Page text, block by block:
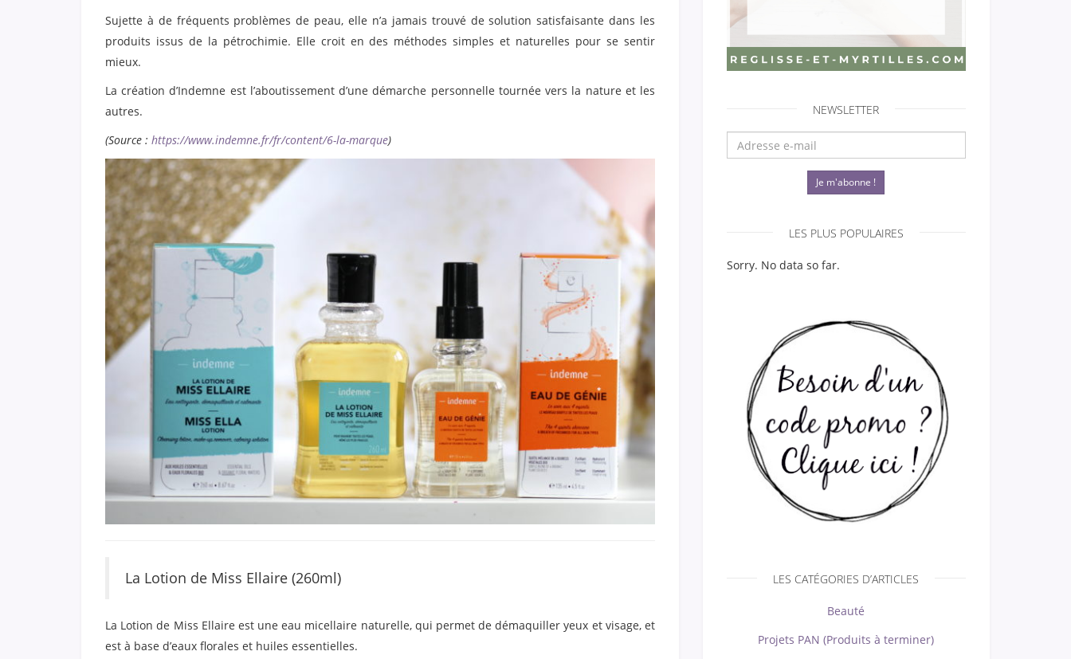
Sujette à de fréquents problèmes de peau, elle n’a jamais trouvé de solution satisfaisante dans les
produits issus de la pétrochimie. Elle croit en des méthodes simples et naturelles pour se sentir
mieux.
La création d’Indemne est l’aboutissement d’une démarche personnelle tournée vers la nature et les
autres.
(Source : https://www.indemne.fr/fr/content/6-la-marque)
La Lotion de Miss Ellaire (260ml)
La Lotion de Miss Ellaire est une eau micellaire naturelle, qui permet de démaquiller yeux et visage, et
est à base d’eaux florales et huiles essentielles.
NEWSLETTER
Je m'abonne !
LES PLUS POPULAIRES
Sorry. No data so far.
LES CATÉGORIES D’ARTICLES
Beauté
Projets PAN (Produits à terminer)